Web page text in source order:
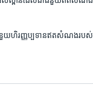
ជំនួយ​ហិរញ្ញប្បទាន​ឥត​សំណង​របស់​